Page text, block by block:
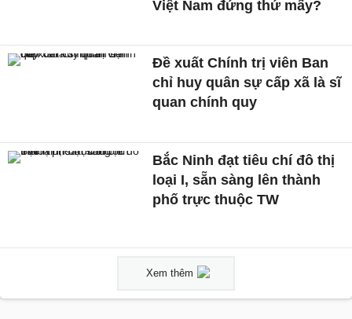
Việt Nam đứng thứ mấy?
Đề xuất Chính trị viên Ban
chỉ huy quân sự cấp xã là sĩ
quan chính quy
Bắc Ninh đạt tiêu chí đô thị
loại I, sẵn sàng lên thành
phố trực thuộc TW
Xem thêm